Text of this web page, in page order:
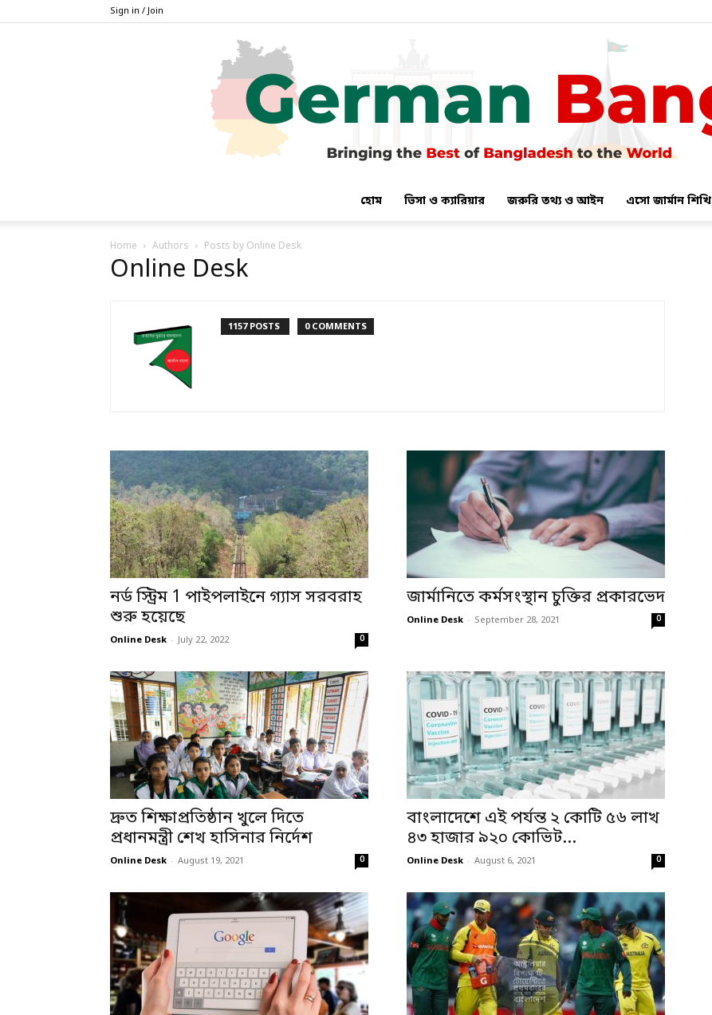
Sign in / Join
হোম ভিসা ও ক্যারিয়ার জরুরি তথ্য ও আইন এসো জার্মান শিখি
Home Authors Posts by Online Desk
Online Desk
1157 POSTS 0 COMMENTS
নর্ড স্ট্রিম 1 পাইপলাইনে গ্যাস সরবরাহ
শুরু হয়েছে
Online Desk - July 22, 2022 0
জার্মানিতে কর্মসংস্থান চুক্তির প্রকারভেদ
Online Desk - September 28, 2021 0
দ্রুত শিক্ষাপ্রতিষ্ঠান খুলে দিতে
প্রধানমন্ত্রী শেখ হাসিনার নির্দেশ
Online Desk - August 19, 2021 0
বাংলাদেশে এই পর্যন্ত ২ কোটি ৫৬ লাখ
৪৩ হাজার ৯২০ কোভিট...
Online Desk - August 6, 2021 0